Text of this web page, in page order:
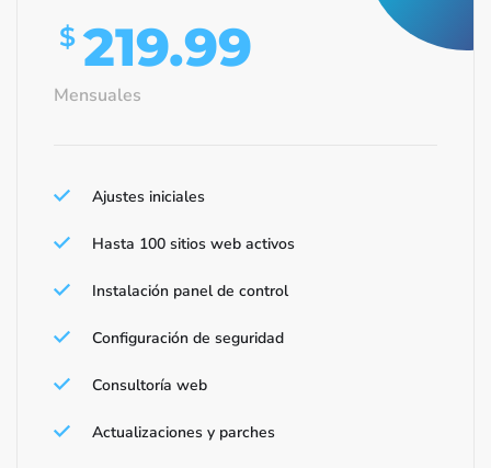
$ 219.99
Mensuales
Ajustes iniciales
Hasta 100 sitios web activos
Instalación panel de control
Configuración de seguridad
Consultoría web
Actualizaciones y parches